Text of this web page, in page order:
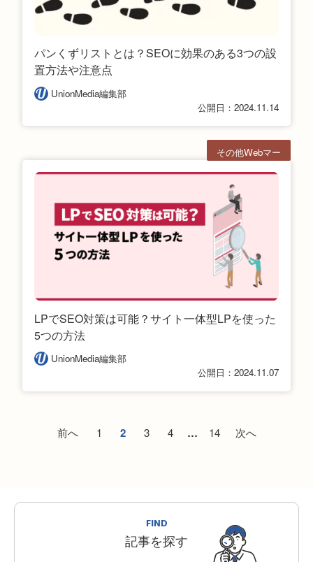
パンくずリストとは？SEOに効果のある3つの設
置方法や注意点
UnionMedia編集部
公開日：2024.11.14
LPでSEO対策は可能？サイト一体型LPを使った
5つの方法
UnionMedia編集部
公開日：2024.11.07
その他Webマー
前へ 1 2 3 4 … 14 次へ
FIND
記事を探す